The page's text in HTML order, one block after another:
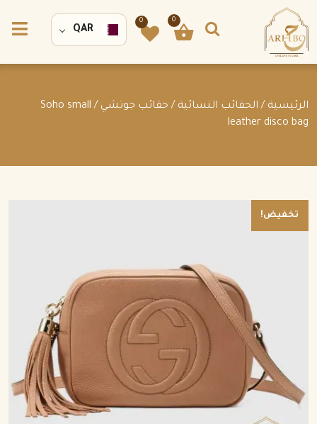
0
0
QAR
الرئيسية / الحقائب النسائية / حقائب جوتشي
/ Soho small
leather disco bag
تخفيض!